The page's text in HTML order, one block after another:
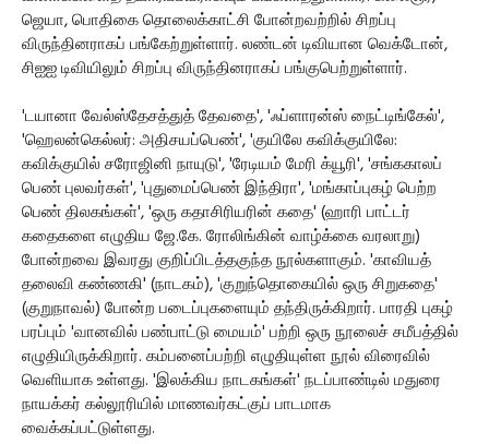
ஜெயா, பொதிகை தொலைக்காட்சி போன்றவற்றில் சிறப்பு
விருந்தினராகப் பங்கேற்றுள்ளார். லண்டன் டிவியான வெக்டோன்,
சிஐஐ டிவியிலும் சிறப்பு விருந்தினராகப் பங்குபெற்றுள்ளார்.
'டயானா வேல்ஸ்தேசத்துத் தேவதை', 'ஃப்ளாரன்ஸ் நைட்டிங்கேல்',
'ஹெலன்கெல்லர்: அதிசயப்பெண்', 'குயிலே கவிக்குயிலே:
கவிக்குயில் சரோஜினி நாயுடு', 'ரேடியம் மேரி க்யூரி', 'சங்ககாலப்
பெண் புலவர்கள்', 'புதுமைப்பெண் இந்திரா', 'மங்காப்புகழ் பெற்ற
பெண் திலகங்கள்', 'ஒரு கதாசிரியரின் கதை' (ஹாரி பாட்டர்
கதைகளை எழுதிய ஜே.கே. ரோலிங்கின் வாழ்க்கை வரலாறு)
போன்றவை இவரது குறிப்பிடத்தகுந்த நூல்களாகும். 'காவியத்
தலைவி கண்ணகி' (நாடகம்), 'குறுந்தொகையில் ஒரு சிறுகதை'
(குறுநாவல்) போன்ற படைப்புகளையும் தந்திருக்கிறார். பாரதி புகழ்
பரப்பும் 'வானவில் பண்பாட்டு மையம்' பற்றி ஒரு நூலைச் சமீபத்தில்
எழுதியிருக்கிறார். கம்பனைப்பற்றி எழுதியுள்ள நூல் விரைவில்
வெளியாக உள்ளது. 'இலக்கிய நாடகங்கள்' நடப்பாண்டில் மதுரை
நாயக்கர் கல்லூரியில் மாணவர்கட்குப் பாடமாக
வைக்கப்பட்டுள்ளது.